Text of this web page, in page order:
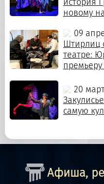
новому
09
Штирлиц
театре:
20
самую
Афиша,